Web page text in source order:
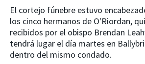
El cortejo fúnebre estuvo
los cinco hermanos de O'Riordan,
recibidos por el obispo Brendan
tendrá lugar el día martes en
dentro del mismo condado.